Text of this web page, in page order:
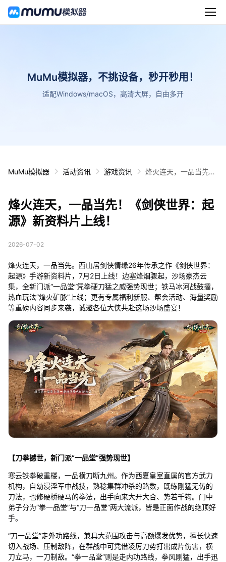
MuMu模拟器，不挑设备，秒开秒用！
适配Windows/macOS，高清大屏，自由多开
MuMu模拟器 活动资讯 游戏资讯
烽火连天，一品当先！
烽火连天，一品当先！《剑侠世界：起
源》新资料片上线！
2026-07-02
烽火连天，一品当先。西山居剑侠情缘26年传承之作《剑侠世界：
起源》手游新资料片，7月2日上线！边塞烽烟骤起，沙场豪杰云
集，全新门派“一品堂”凭拳硬刀猛之威强势现世；铁马冰河战鼓擂，
热血玩法“烽火矿脉”上线；更有专属福利新服、帮会活动、海量奖励
等重磅内容同步来袭，诚邀各位大侠共赴这场沙场盛宴！
【刀拳撼世，新门派“一品堂”强势现世】
寒云铁拳破重楼，一品横刀断九州。作为西夏皇室直属的官方武力
机构，自幼浸淫军中战技，熟稔集群冲杀的路数，既练刚猛无俦的
刀法，也修硬桥硬马的拳法，出手向来大开大合、势若千钧。门中
弟子分为“拳一品堂”与“刀一品堂”两大流派，皆是正面作战的绝顶好
手。
“刀一品堂”走外功路线，兼具大范围攻击与高额爆发优势，擅长快速
切入战场、压制敌阵，在群战中可凭借凌厉刀势打出成片伤害，横
刀立马，一刀制敌。“拳一品堂”则是走内功路线，拳风刚猛，出手迅